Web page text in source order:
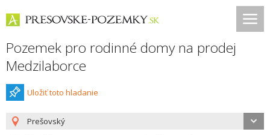
Pozemek pro rodinné domy na prodej
Medzilaborce
Uložiť toto hladanie
Prešovský